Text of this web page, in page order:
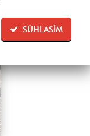
SÚHLASÍM